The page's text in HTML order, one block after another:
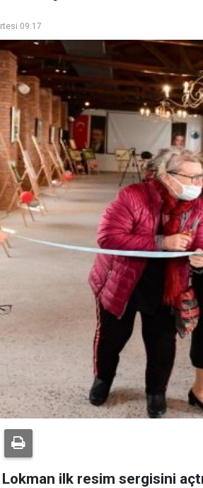
09:17
ilk resim sergisini